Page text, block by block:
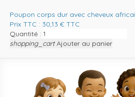
Poupon corps dur avec cheveux
Prix TTC : 30,13 € TTC
Quantité :
shopping_cart Ajouter au panier